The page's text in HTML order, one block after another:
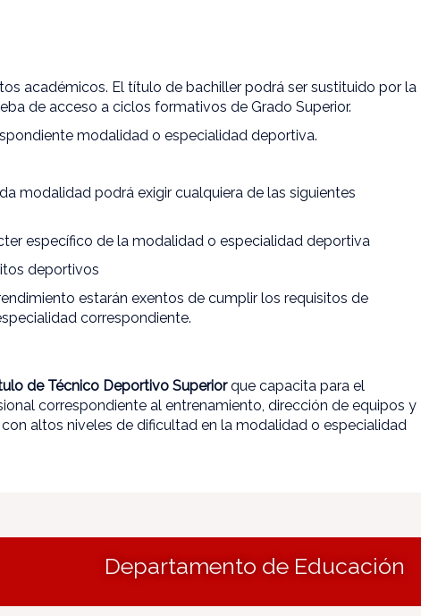
académicos. El título de bachiller podrá ser sustituido por la
de acceso a ciclos formativos de Grado Superior.
modalidad o especialidad deportiva.
modalidad podrá exigir cualquiera de las siguientes
específico de la modalidad o especialidad deportiva
deportivos
estarán exentos de cumplir los requisitos de
correspondiente.
de Técnico Deportivo Superiorque capacita para el
correspondiente al entrenamiento, dirección de equipos y
altos niveles de dificultad en la modalidad o especialidad
Departamento de Educación